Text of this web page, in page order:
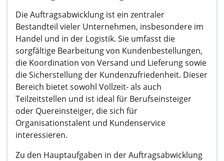
Die Auftragsabwicklung ist ein zentraler
Bestandteil vieler Unternehmen, insbesondere im
Handel und in der Logistik. Sie umfasst die
sorgfältige Bearbeitung von Kundenbestellungen,
die Koordination von Versand und Lieferung sowie
die Sicherstellung der Kundenzufriedenheit. Dieser
Bereich bietet sowohl Vollzeit- als auch
Teilzeitstellen und ist ideal für Berufseinsteiger
oder Quereinsteiger, die sich für
Organisationstalent und Kundenservice
interessieren.
Zu den Hauptaufgaben in der Auftragsabwicklung